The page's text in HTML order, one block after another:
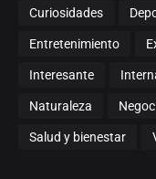
Curiosidades
Entretenimiento
Interesante
Naturaleza
Salud y bienestar